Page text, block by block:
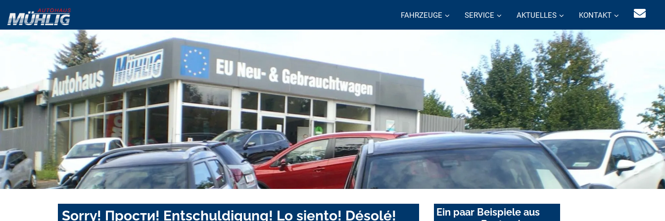
FAHRZEUGE SERVICE AKTUELLES KONTAKT
Sorry! Прости! Entschuldigung! Lo siento! Désolé!
Ein paar Beispiele aus